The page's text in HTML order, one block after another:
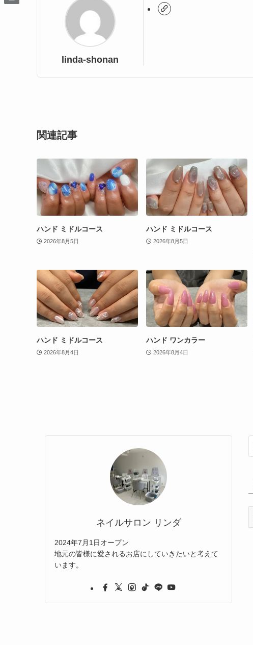
linda-shonan
関連記事
ハンド ミドルコース
2026年8月5日
ハンド ミドルコース
2026年8月5日
ハンド ミドルコース
2026年8月4日
ハンド ワンカラー
2026年8月4日
ネイルサロン リンダ
2024年7月1日オープン
地元の皆様に愛されるお店にしていきたいと考えて
います。